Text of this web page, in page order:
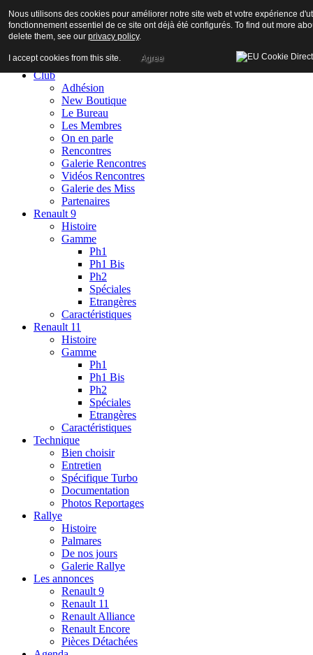
Accueil
Club
Adhésion
New Boutique
Le Bureau
Les Membres
On en parle
Rencontres
Galerie Rencontres
Vidéos Rencontres
Galerie des Miss
Partenaires
Renault 9
Histoire
Gamme
Ph1
Ph1 Bis
Ph2
Spéciales
Etrangères
Caractéristiques
Renault 11
Histoire
Gamme
Ph1
Ph1 Bis
Ph2
Spéciales
Etrangères
Caractéristiques
Technique
Bien choisir
Entretien
Spécifique Turbo
Documentation
Photos Reportages
Rallye
Histoire
Palmares
De nos jours
Galerie Rallye
Les annonces
Renault 9
Renault 11
Renault Alliance
Renault Encore
Pièces Détachées
Nous utilisons des cookies pour améliorer notre site web et votre expérience
fonctionnement essentiel de ce site ont déjà été configurés. To find out more
delete them, see our privacy policy.
I accept cookies from this site. Agree